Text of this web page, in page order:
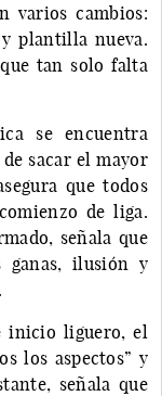
varios cambios:
plantilla nueva.
tan solo falta
se encuentra
sacar el mayor
que todos
de liga.
señala que
ganas, ilusión y
inicio liguero, el
los aspectos” y
señala que